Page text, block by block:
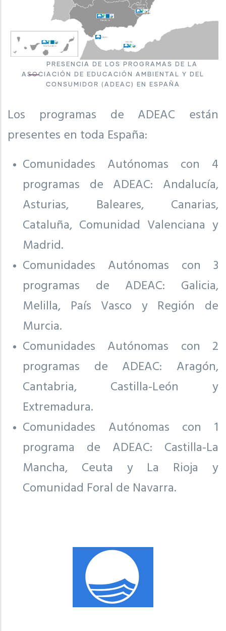
PRESENCIA DE LOS PROGRAMAS DE LA
ASOCIACIÓN DE EDUCACIÓN AMBIENTAL Y DEL
CONSUMIDOR (ADEAC) EN ESPAÑA
Los programas de ADEAC están
presentes en toda España:
Comunidades Autónomas con 4
programas de ADEAC: Andalucía,
Asturias, Baleares, Canarias,
Cataluña, Comunidad Valenciana y
Madrid.
Comunidades Autónomas con 3
programas de ADEAC: Galicia,
Melilla, País Vasco y Región de
Murcia.
Comunidades Autónomas con 2
programas de ADEAC: Aragón,
Cantabria, Castilla-León y
Extremadura.
Comunidades Autónomas con 1
programa de ADEAC: Castilla-La
Mancha, Ceuta y La Rioja y
Comunidad Foral de Navarra.